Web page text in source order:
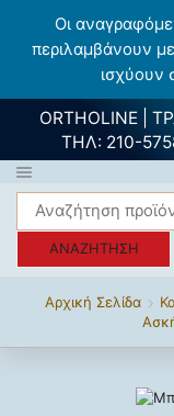
Οι
περιλαμβάνουν
ισχύουν
ORTHOLINE |
ΤΗΛ: 210-
ΑΝΑΖΉΤΗΣΗ
Αρχική Σελίδα